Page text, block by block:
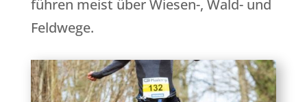
führen meist über Wiesen-, Wald- und
Feldwege.